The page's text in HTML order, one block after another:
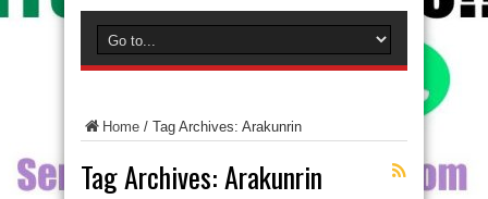
Home / Tag Archives: Arakunrin
Tag Archives:Arakunrin